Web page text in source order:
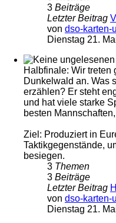
3 Beiträge
Letzter Beitrag
von dso-karten-
Dienstag 21.
Halbfinale: Wir treten
Dunkelwald an. Was
erzählen? Er steht
und hat viele starke
besten
Ziel: Produziert in
Taktikgegenstände,
besiegen.
3 Themen
3 Beiträge
Letzter Beitrag
von dso-karten-
Dienstag 21.